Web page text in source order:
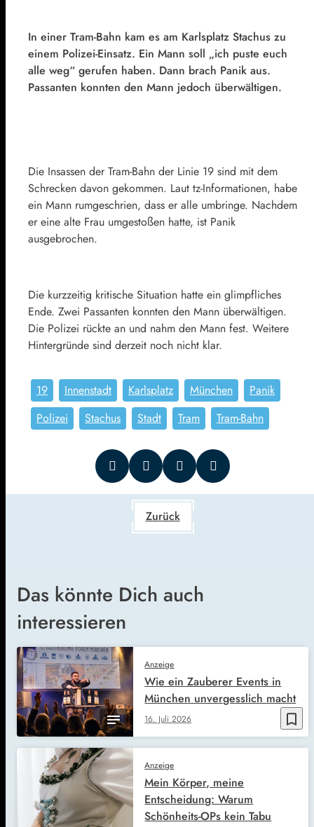
In einer Tram-Bahn kam es am Karlsplatz Stachus zu
einem Polizei-Einsatz. Ein Mann soll „ich puste euch
alle weg“ gerufen haben. Dann brach Panik aus.
Passanten konnten den Mann jedoch überwältigen.
Die Insassen der Tram-Bahn der Linie 19 sind mit dem
Schrecken davon gekommen. Laut tz-Informationen, habe
ein Mann rumgeschrien, dass er alle umbringe. Nachdem
er eine alte Frau umgestoßen hatte, ist Panik
ausgebrochen.
Die kurzzeitig kritische Situation hatte ein glimpfliches
Ende. Zwei Passanten konnten den Mann überwältigen.
Die Polizei rückte an und nahm den Mann fest. Weitere
Hintergründe sind derzeit noch nicht klar.
19 Innenstadt Karlsplatz München
Panik
Polizei
Stachus Stadt Tram Tram-Bahn
Zurück
Das könnte Dich auch
interessieren
bookmark_border
Anzeige
16. Juli 2026
Wie ein Zauberer Events in
München unvergesslich macht
Anzeige
Mein Körper, meine
Entscheidung: Warum
Schönheits-OPs kein Tabu